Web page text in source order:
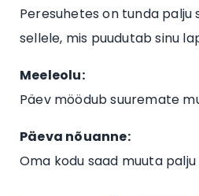
Peresuhetes on tunda palju
sellele, mis puudutab sinu
Meeleolu:
Päev möödub suuremate
Päeva nõuanne:
Oma kodu saad muuta